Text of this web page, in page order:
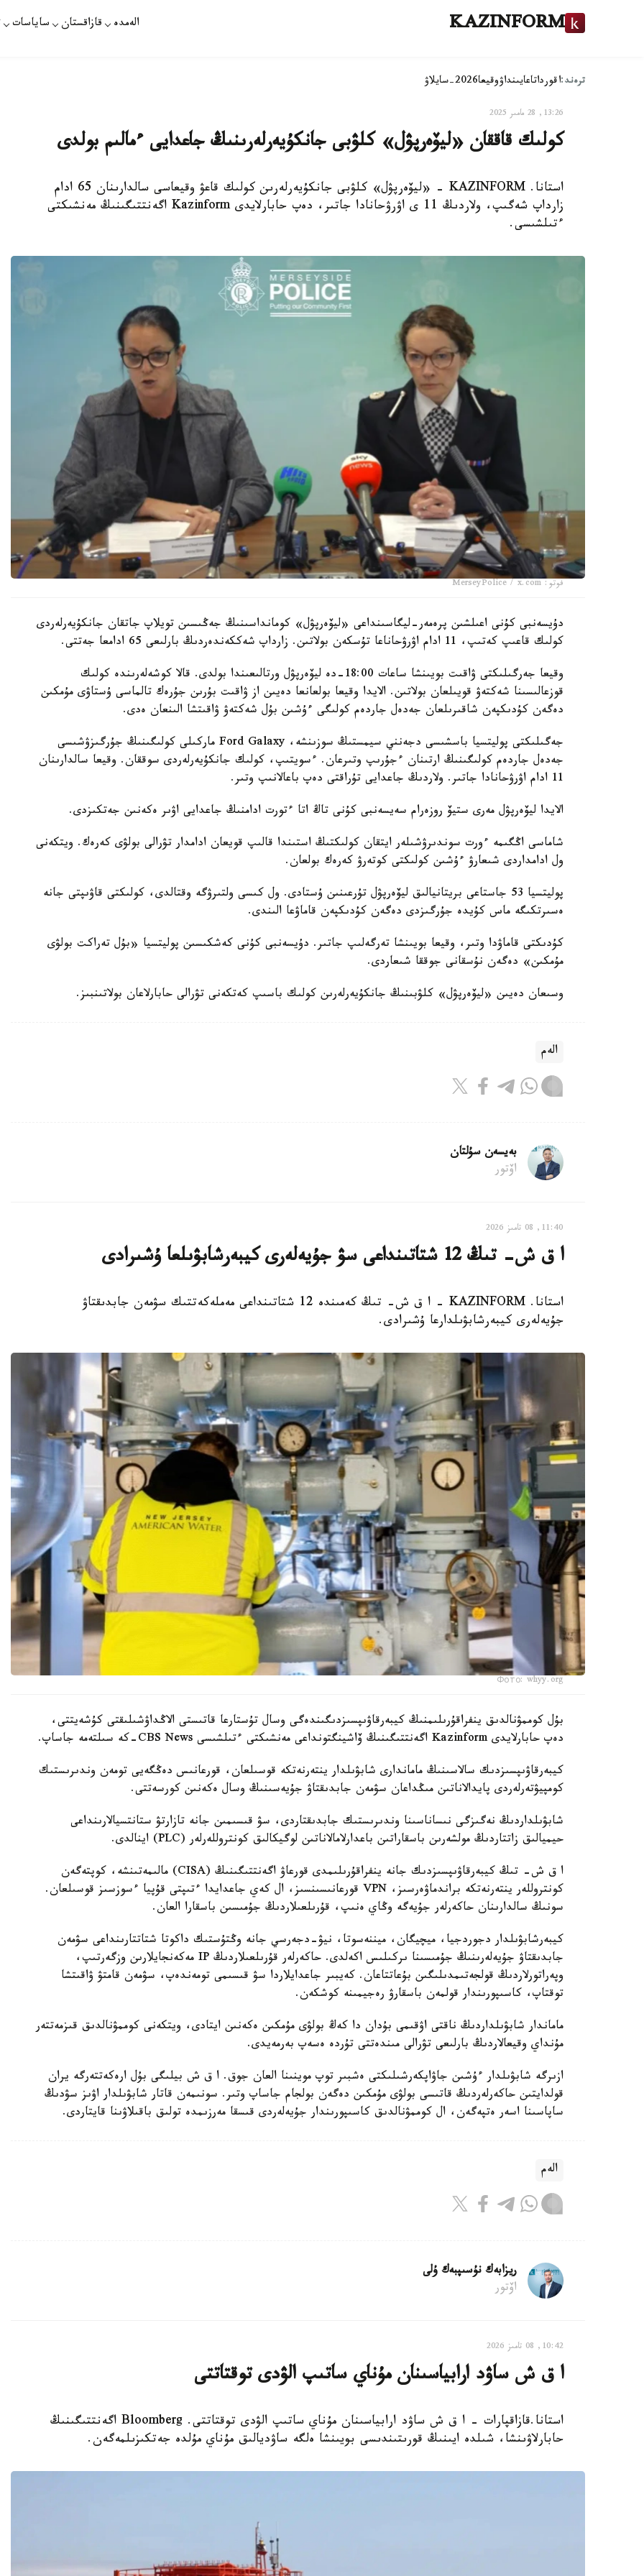
KAZINFORM الەمدە قازاقستان ساياسات
ترەند:اقورداتاعايىنداۋوقيعا2026-سايلاۋ
13:26, 28 مامىر 2025
كولىك قاققان «ليۆەرپۋل» كلۋبى جانكۇيەرلەرىنىڭ جاعدايى ءمالىم بولدى
استانا. KAZINFORM - «ليۆەرپۋل» كلۋبى جانكۇيەرلەرىن كولىك قاعۋ وقيعاسى سالدارىنان 65 ادام
زارداپ شەگىپ، ولاردىڭ 11 ى اۋرۋحانادا جاتىر، دەپ حابارلايدى Kazinform اگەنتتىگىنىڭ مەنشىكتى
ءتىلشىسى.
فوتو: MerseyPolice / x.com
دۇيسەنبى كۇنى اعىلشىن پرەمەر-ليگاسىنداعى «ليۆەرپۋل» كومانداسىنىڭ جەڭىسىن تويلاپ جاتقان جانكۇيەرلەردى
كولىك قاعىپ كەتىپ، 11 ادام اۋرۋحاناعا تۇسكەن بولاتىن. زارداپ شەككەندەردىڭ بارلىعى 65 ادامعا جەتتى.
وقيعا جەرگىلىكتى ۋاقىت بويىنشا ساعات 18:00-دە ليۆەرپۋل ورتالىعىندا بولدى. قالا كوشەلەرىندە كولىك
قوزعالىسىنا شەكتەۋ قويىلعان بولاتىن. الايدا وقيعا بولعانعا دەيىن از ۋاقىت بۇرىن جۇرەك تالماسى ۇستاۋى مۇمكىن
دەگەن كۇدىكپەن شاقىرىلعان جەدەل جاردەم كولىگى ءۇشىن بۇل شەكتەۋ ۋاقىتشا الىنعان ەدى.
جەگىلىكتى پوليتسيا باسشىسى دجەنني سيمستىڭ سوزىنشە، Ford Galaxy ماركىلى كولىگىنىڭ جۇرگىزۋشىسى
جەدەل جاردەم كولىگىنىڭ ارتىنان ءجۇرىپ وتىرعان. ءسويتىپ، كولىك جانكۇيەرلەردى سوققان. وقيعا سالدارىنان
11 ادام اۋرۋحانادا جاتىر. ولاردىڭ جاعدايى تۇراقتى دەپ باعالانىپ وتىر.
الايدا ليۆەرپۋل مەرى ستيۆ روزەرام سەيسەنبى كۇنى تاڭ اتا ءتورت ادامنىڭ جاعدايى اۋىر ەكەنىن جەتكىزدى.
شاماسى اڭگىمە ءورت سوندىرۋشىلەر ايتقان كولىكتىڭ استىندا قالىپ قويعان ادامدار تۋرالى بولۋى كەرەك. ويتكەنى
ول ادامداردى شىعارۋ ءۇشىن كولىكتى كوتەرۋ كەرەك بولعان.
پوليتسيا 53 جاستاعى بريتانيالىق ليۆەرپۋل تۇرعىنىن ۇستادى. ول كىسى ولتىرۋگە وقتالدى، كولىكتى قاۋىپتى جانە
ەسىرتكىگە ماس كۇيدە جۇرگىزدى دەگەن كۇدىكپەن قاماۋعا الىندى.
كۇدىكتى قاماۋدا وتىر، وقيعا بويىنشا تەرگەلىپ جاتىر. دۇيسەنبى كۇنى كەشكىسىن پوليتسيا «بۇل تەراكت بولۋى
مۇمكىن» دەگەن نۇسقانى جوققا شىعاردى.
وسىعان دەيىن «ليۆەرپۋل» كلۋبىنىڭ جانكۇيەرلەرىن كولىك باسىپ كەتكەنى تۋرالى حابارلاعان بولاتىنبىز.
الەم
بەيسەن سۇلتان
اۆتور
11:40, 08 تامىز 2026
ا ق ش- تىڭ 12 شتاتىنداعى سۋ جۇيەلەرى كيبەرشابۋىلعا ۇشىرادى
استانا. KAZINFORM – ا ق ش- تىڭ كەمىندە 12 شتاتىنداعى مەملەكەتتىك سۋمەن جابدىقتاۋ
جۇيەلەرى كيبەرشابۋىلدارعا ۇشىرادى.
Фото: whyy.org
بۇل كوممۋنالدىق ينفراقۇرىلىمنىڭ كيبەرقاۋىپسىزدىگىندەگى وسال تۇستارعا قاتىستى الاڭداۋشىلىقتى كۇشەيتتى،
دەپ حابارلايدى Kazinform اگەنتتىگىنىڭ ۆاشينگتونداعى مەنشىكتى ءتىلشىسى CBS News-كە سىلتەمە جاساپ.
كيبەرقاۋىپسىزدىك سالاسىنىڭ ماماندارى شابۋىلدار ينتەرنەتكە قوسىلعان، قورعانىس دەڭگەيى تومەن وندىرىستىك
كومپيۋتەرلەردى پايدالاناتىن مىڭداعان سۋمەن جابدىقتاۋ جۇيەسىنىڭ وسال ەكەنىن كورسەتتى.
شابۋىلداردىڭ نەگىزگى نىساناسىنا وندىرىستىك جابدىقتاردى، سۋ قىسىمىن جانە تازارتۋ ستانتسيالارىنداعى
حيميالىق زاتتاردىڭ مولشەرىن باسقاراتىن باعدارلامالاناتىن لوگيكالىق كونتروللەرلەر (PLC) اينالدى.
ا ق ش- تىڭ كيبەرقاۋىپسىزدىك جانە ينفراقۇرىلىمدى قورعاۋ اگەنتتىگىنىڭ (CISA) مالىمەتىنشە، كوپتەگەن
كونتروللەر ينتەرنەتكە براندماۋەرسىز، VPN قورعانىسىنسىز، ال كەي جاعدايدا ءتىپتى قۇپيا ءسوزسىز قوسىلعان.
سونىڭ سالدارىنان حاكەرلەر جۇيەگە وڭاي ەنىپ، قۇرىلعىلاردىڭ جۇمىسىن باسقارا العان.
كيبەرشابۋىلدار دجوردجيا، ميچيگان، ميننەسوتا، نيۋ-دجەرسي جانە وڭتۇستىك داكوتا شتاتتارىنداعى سۋمەن
جابدىقتاۋ جۇيەلەرىنىڭ جۇمىسىنا ىركىلىس اكەلدى. حاكەرلەر قۇرىلعىلاردىڭ IP مەكەنجايلارىن وزگەرتىپ،
وپەراتورلاردىڭ قولجەتىمدىلىگىن بۇعاتتاعان. كەيبىر جاعدايلاردا سۋ قىسىمى تومەندەپ، سۋمەن قامتۋ ۋاقىتشا
توقتاپ، كاسىپورىندار قولمەن باسقارۋ رەجيمىنە كوشكەن.
ماماندار شابۋىلداردىڭ ناقتى اۋقىمى بۇدان دا كەڭ بولۋى مۇمكىن ەكەنىن ايتادى، ويتكەنى كوممۋنالدىق قىزمەتتەر
مۇنداي وقيعالاردىڭ بارلىعى تۋرالى مىندەتتى تۇردە ەسەپ بەرمەيدى.
ازىرگە شابۋىلدار ءۇشىن جاۋاپكەرشىلىكتى ەشبىر توپ موينىنا العان جوق. ا ق ش بيلىگى بۇل ارەكەتتەرگە يران
قولدايتىن حاكەرلەردىڭ قاتىسى بولۋى مۇمكىن دەگەن بولجام جاساپ وتىر. سونىمەن قاتار شابۋىلدار اۋىز سۋدىڭ
ساپاسىنا اسەر ەتپەگەن، ال كوممۋنالدىق كاسىپورىندار جۇيەلەردى قىسقا مەرزىمدە تولىق باقىلاۋىنا قايتاردى.
الەم
ريزابەك نۇسىپبەك ۇلى
اۆتور
10:42, 08 تامىز 2026
ا ق ش ساۋد ارابياسىنان مۇناي ساتىپ الۋدى توقتاتتى
استانا.قازاقپارات - ا ق ش ساۋد ارابياسىنان مۇناي ساتىپ الۋدى توقتاتتى. Bloomberg اگەنتتىگىنىڭ
حابارلاۋىنشا، شىلدە ايىنىڭ قورىتىندىسى بويىنشا ەلگە ساۋديالىق مۇناي مۇلدە جەتكىزىلمەگەن.